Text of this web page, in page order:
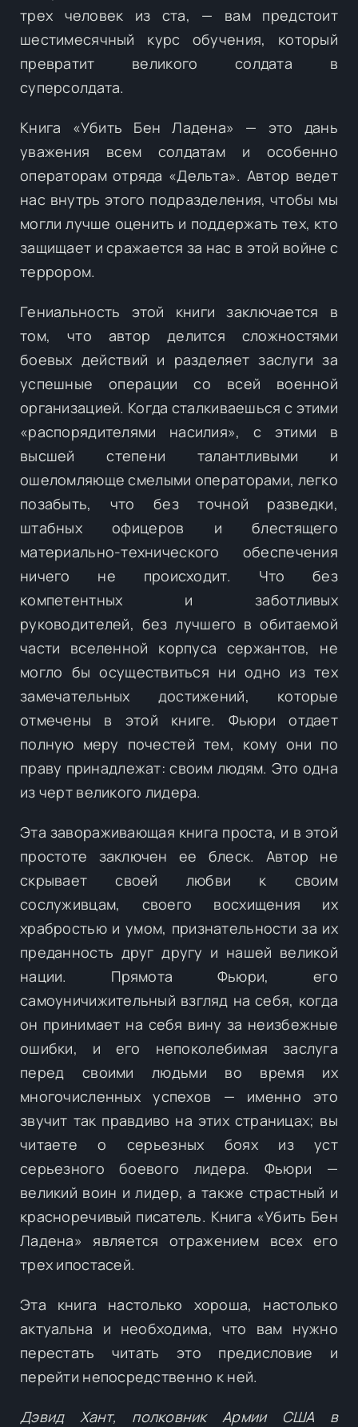
трех человек из ста, — вам предстоит
шестимесячный курс обучения, который
превратит великого солдата в
суперсолдата.
Книга «Убить Бен Ладена» — это дань
уважения всем солдатам и особенно
операторам отряда «Дельта». Автор ведет
нас внутрь этого подразделения, чтобы мы
могли лучше оценить и поддержать тех, кто
защищает и сражается за нас в этой войне с
террором.
Гениальность этой книги заключается в
том, что автор делится сложностями
боевых действий и разделяет заслуги за
успешные операции со всей военной
организацией. Когда сталкиваешься с этими
«распорядителями насилия», с этими в
высшей степени талантливыми и
ошеломляюще смелыми операторами, легко
позабыть, что без точной разведки,
штабных офицеров и блестящего
материально-технического обеспечения
ничего не происходит. Что без
компетентных и заботливых
руководителей, без лучшего в обитаемой
части вселенной корпуса сержантов, не
могло бы осуществиться ни одно из тех
замечательных достижений, которые
отмечены в этой книге. Фьюри отдает
полную меру почестей тем, кому они по
праву принадлежат: своим людям. Это одна
из черт великого лидера.
Эта завораживающая книга проста, и в этой
простоте заключен ее блеск. Автор не
скрывает своей любви к своим
сослуживцам, своего восхищения их
храбростью и умом, признательности за их
преданность друг другу и нашей великой
нации. Прямота Фьюри, его
самоуничижительный взгляд на себя, когда
он принимает на себя вину за неизбежные
ошибки, и его непоколебимая заслуга
перед своими людьми во время их
многочисленных успехов — именно это
звучит так правдиво на этих страницах; вы
читаете о серьезных боях из уст
серьезного боевого лидера. Фьюри —
великий воин и лидер, а также страстный и
красноречивый писатель. Книга «Убить Бен
Ладена» является отражением всех его
трех ипостасей.
Эта книга настолько хороша, настолько
актуальна и необходима, что вам нужно
перестать читать это предисловие и
перейти непосредственно к ней.
Дэвид Хант, полковник Армии США в